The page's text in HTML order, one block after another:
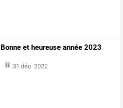
Bonne et heureuse année 2023
31 déc. 2022